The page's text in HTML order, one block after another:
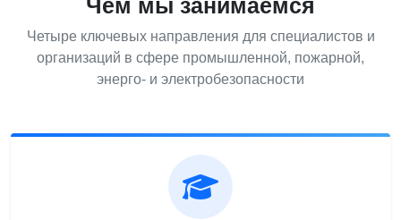
Чем мы занимаемся
Четыре ключевых направления для специалистов и
организаций в сфере промышленной, пожарной,
энерго- и электробезопасности